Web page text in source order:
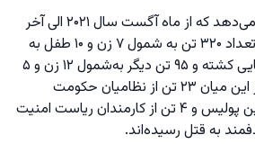
یافته‌های رواداری نشان می‌دهد که از ماه آگست سال ۲۰۲۱ الی آخر
ماه نوامبر سال ۲۰۲۲ به تعداد ۳۲۰ تن به شمول ۷ زن و ۱۰ طفل به
صورت هدفمند و فراقضایی کشته و ۹۵ تن دیگر به‌شمول ۱۲ زن و ۵
طفل مجروح شده اند. از این میان ۲۳ تن از نظامیان حکومت
پیشین (۱۹ تن از منسوبین پولیس و ۴ تن از کارمندان ریاست امنیت
به قتل رسیده‌اند.